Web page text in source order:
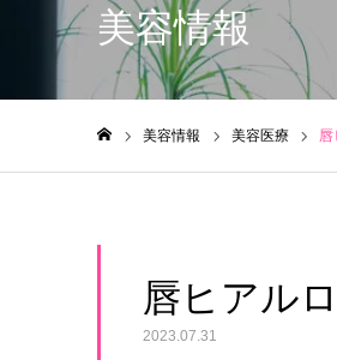
美容情報
美容情報 美容医療
唇ヒアル
2023.07.31